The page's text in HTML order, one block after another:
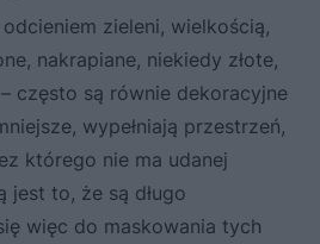
zieleni, wielkością,
nakrapiane, niekiedy złote,
często są równie dekoracyjne
wypełniają przestrzeń,
którego nie ma udanej
jest to, że są długo
więc do maskowania tych